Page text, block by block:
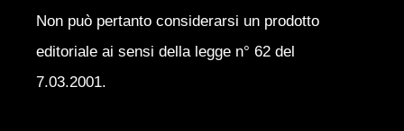
Non può pertanto considerarsi un prodotto
editoriale ai sensi della legge n° 62 del
7.03.2001.